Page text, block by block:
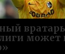
вратарь
может